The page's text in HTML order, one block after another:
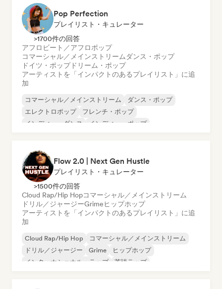
Pop Perfection
プレイリスト・キュレーター
>1700件の回答
アフロビート／アフロポップ
コマーシャル／メインストリーム ダンス・ポップ
ドイツ・ポップドリーム・ポップ
アーティストを「インパクトのあるプレイリスト」に追
加
コマーシャル／メインストリーム
ダンス・ポップ
エレクトロポップ
フレンチ・ポップ
インディー・ダンス
インディー・ポップ
Flow 2.0 | Next Gen Hustle
プレイリスト・キュレーター
>1500件の回答
Cloud Rap/Hip Hopコマーシャル／メインストリーム
ドリル／ジャージーGrimeヒップホップ
アーティストを「インパクトのあるプレイリスト」に追
加
Cloud Rap/Hip Hop
コマーシャル／メインストリーム
ドリル／ジャージー
Grime
ヒップホップ
インターナショナル・ラップ
英語ラップ